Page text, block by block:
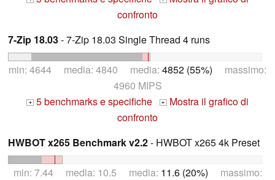
confronto
7-Zip 18.03- 7-Zip 18.03 Single Thread 4 runs
min: 4644 media: 4840 media: 4852 (55%) massimo:
4960 MIPS
+ 5 benchmarks e specifiche + Mostra il grafico di
confronto
HWBOT x265 Benchmark v2.2- HWBOT x265 4k Preset
min: 7.44 media: 10.5 media: 11.6 (20%) massimo: